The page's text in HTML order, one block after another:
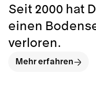
Seit 2000 hat
einen
verloren.
Mehr erfahren